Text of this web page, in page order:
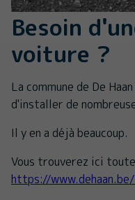
Besoin
voiture ?
La commune de De
d'installer de
Il y en a déjà beaucoup.
Vous trouverez ici
https://